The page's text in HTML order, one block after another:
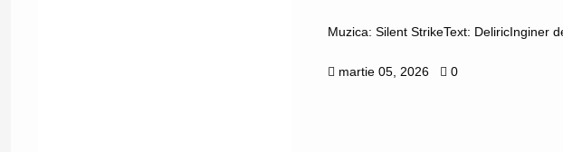
Muzica: Silent StrikeText: DeliricInginer
martie 05, 2026 0